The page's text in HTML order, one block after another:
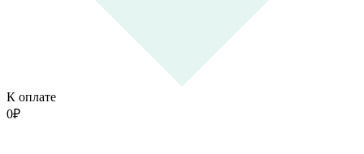
К оплате
0₽